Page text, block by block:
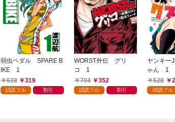
弱虫ペダル SPARE B
IKE 1
638
319
試読フル 割引
WORST外伝 グリ
コ 1
704
352
試読フル 割引
ヤンキー
ゃん 1
528
試読フル